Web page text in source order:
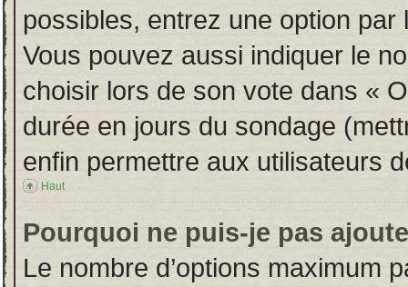
possibles, entrez une option
Vous pouvez aussi indiquer le
choisir lors de son vote dans «
durée en jours du sondage
enfin permettre aux utilisateurs
Haut
Pourquoi ne puis-je pas
Le nombre d’options maximum